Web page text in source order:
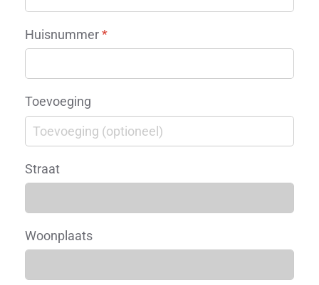
Huisnummer*
Toevoeging
Straat
Woonplaats